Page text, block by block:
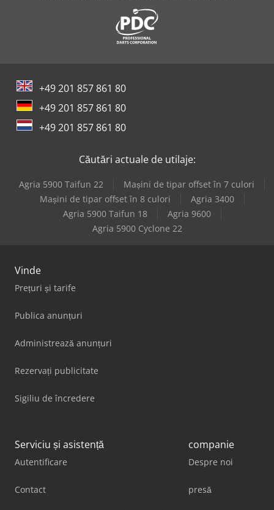
+49 201 857 861 80
+49 201 857 861 80
+49 201 857 861 80
Căutări actuale de utilaje:
Agria 5900 Taifun 22
Mașini de tipar offset în 7 culori
Mașini de tipar offset în 8 culori
Agria 3400
Agria 5900 Taifun 18
Agria 9600
Agria 5900 Cyclone 22
Vinde
Prețuri și tarife
Publica anunțuri
Administrează anunțuri
Rezervați publicitate
Sigiliu de încredere
Serviciu și asistență
Autentificare
Contact
companie
Despre noi
presă